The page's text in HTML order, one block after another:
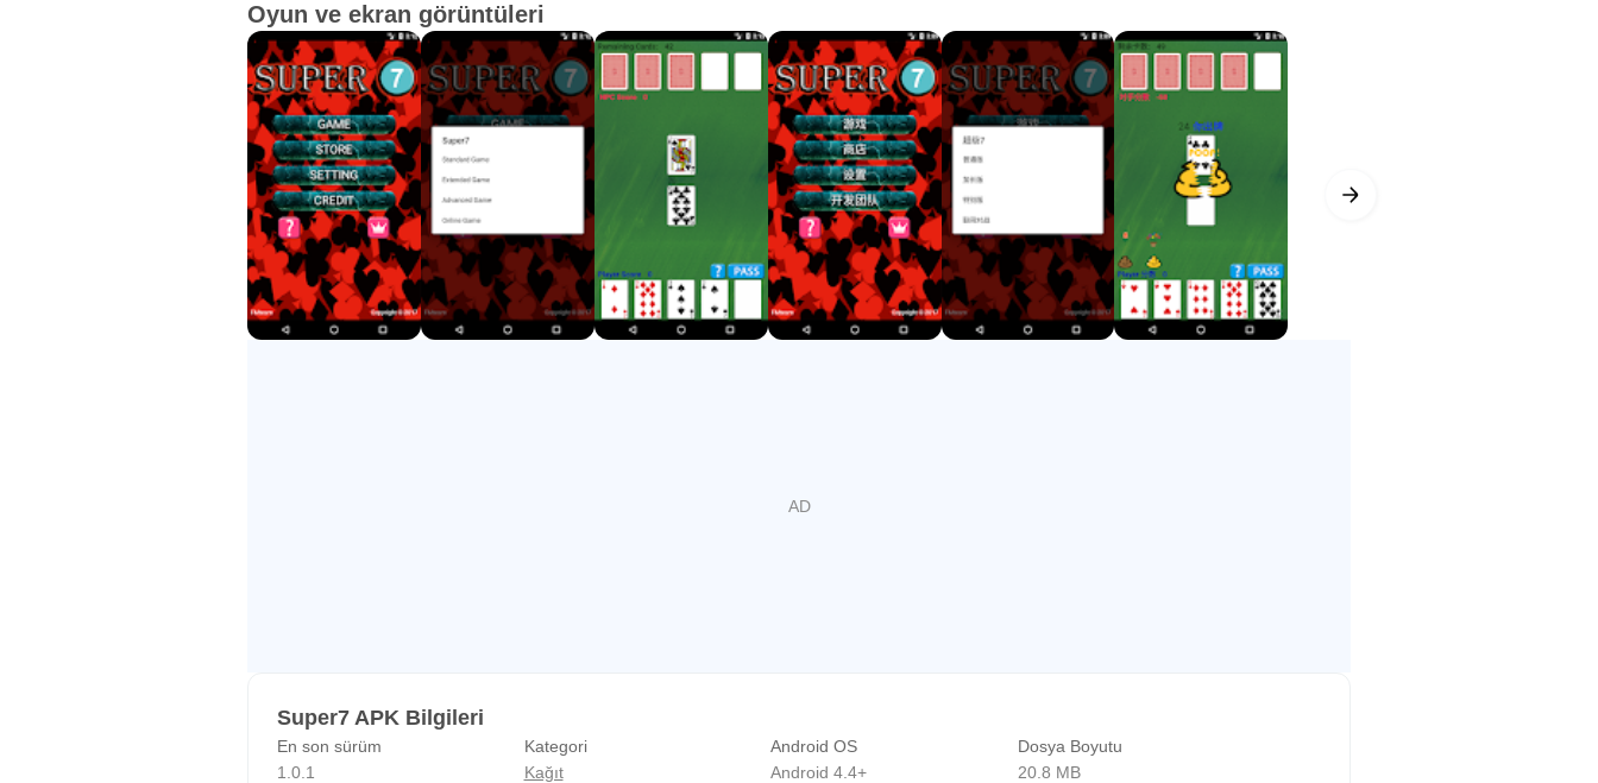
Oyun ve ekran görüntüleri
Super7 APK Bilgileri
En son sürüm
1.0.1
Kategori
Kağıt
Android OS
Android 4.4+
Dosya Boyutu
20.8 MB